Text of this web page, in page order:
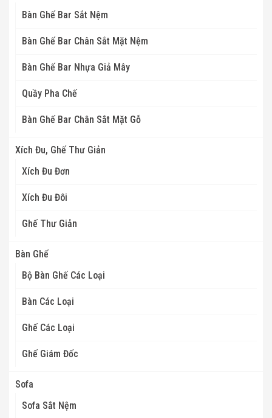
Bàn Ghế Bar Sắt Nệm
Bàn Ghế Bar Chân Sắt Mặt Nệm
Bàn Ghế Bar Nhựa Giả Mây
Quầy Pha Chế
Bàn Ghế Bar Chân Sắt Mặt Gỗ
Xích Đu, Ghế Thư Giản
Xích Đu Đơn
Xích Đu Đôi
Ghế Thư Giản
Bàn Ghế
Bộ Bàn Ghế Các Loại
Bàn Các Loại
Ghế Các Loại
Ghế Giám Đốc
Sofa
Sofa Sắt Nệm